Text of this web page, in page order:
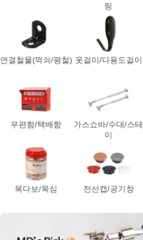
링
연결철물(꺽쇠/평철) 옷걸이/다용도걸이
우편함/택배함
가스쇼바/수대/스테
이
목다보/목심 전선캡/공기창